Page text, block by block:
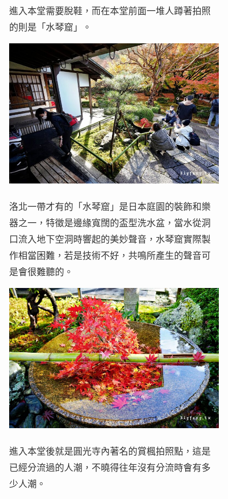
進入本堂需要脫鞋，而在本堂前面一堆人蹲著拍照
的則是「水琴窟」。
洛北一帶才有的「水琴窟」是日本庭園的裝飾和樂
器之一，特徵是邊緣寬闊的盃型洗水盆，當水從洞
口流入地下空洞時響起的美妙聲音，水琴窟實際製
作相當困難，若是技術不好，共鳴所產生的聲音可
是會很難聽的。
進入本堂後就是圓光寺內著名的賞楓拍照點，這是
已經分流過的人潮，不曉得往年沒有分流時會有多
少人潮。